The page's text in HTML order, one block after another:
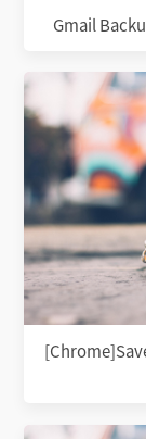
Gmail